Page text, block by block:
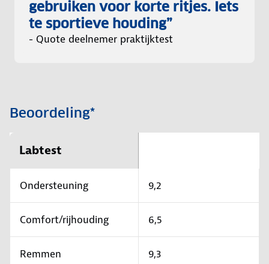
gebruiken voor korte ritjes. Iets
te sportieve houding”
- Quote deelnemer praktijktest
Beoordeling*
Labtest
Ondersteuning 9,2
Comfort/rijhouding 6,5
Remmen 9,3